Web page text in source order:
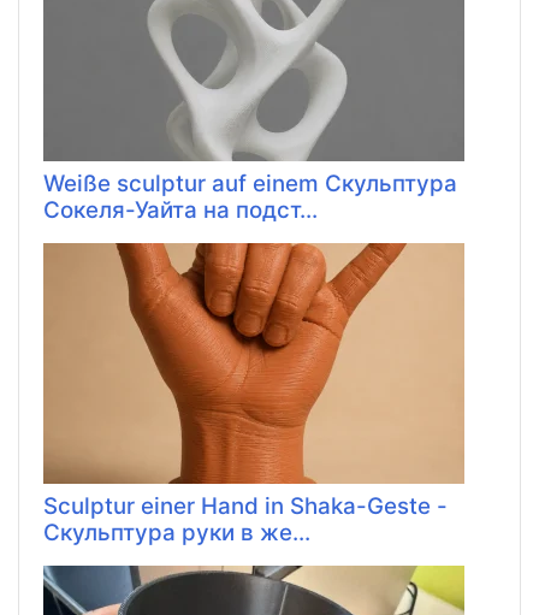
Weiße sculptur auf einem Скульптура
Сокеля-Уайта на подст...
Sculptur einer Hand in Shaka-Geste -
Скульптура руки в же...